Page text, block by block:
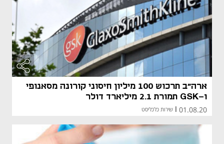
ארה"ב תרכוש 100 מיליון חיסוני קורונה מסאנופי
ו-GSK תמורת 2.1 מיליארד דולר
01.08.20 שירות כלכליסט